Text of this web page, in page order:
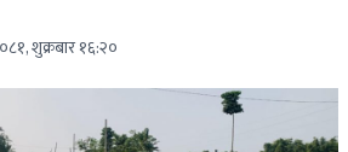
शुक्रबार १६:२०